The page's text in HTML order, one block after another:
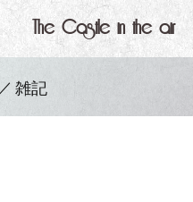
The Castle in the air
雑記